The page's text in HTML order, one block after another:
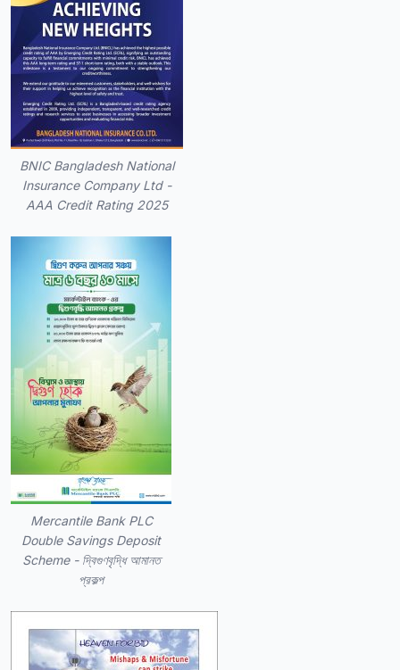
BNIC Bangladesh National
Insurance Company Ltd -
AAA Credit Rating 2025
Mercantile Bank PLC
Double Savings Deposit
Scheme - দ্বিগুণবৃদ্ধি আমানত
প্রকল্প